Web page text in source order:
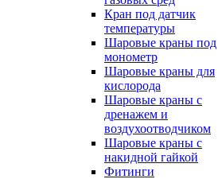
Кран под датчик
температуры
Шаровые краны под
монометр
Шаровые краны для
кислорода
Шаровые краны с
дренажем и
воздухоотводчиком
Шаровые краны с
накидной гайкой
Фитинги